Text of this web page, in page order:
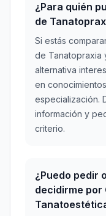
¿Para quién
de
Si estás
de Tanatopraxia
alternativa
en
especialización.
información y
criterio.
¿Puedo pedir
decidirme por